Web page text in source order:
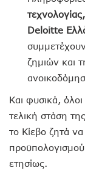
Deloitte
ζημιών και
Και φυσικά,
τελική στάση της
το Κίεβο ζητά
ετησίως.